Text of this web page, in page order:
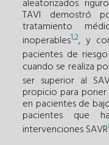
aleatorizados
TAVI demostró
tratamiento
inoperables1,2, y
pacientes de
cuando se realiza
ser superior al
propicio para
en pacientes de
pacientes que
intervenciones SAVR